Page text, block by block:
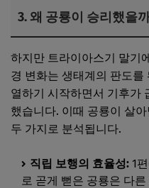
3. 왜 공룡이 승리했을
하지만 트라이아스기 말기
경 변화는 생태계의 판도
열하기 시작하면서 기후가
했습니다. 이때 공룡이 살
두 가지로 분석됩니다.
직립 보행의 효율성: 1
로 곧게 뻗은 공룡은 다